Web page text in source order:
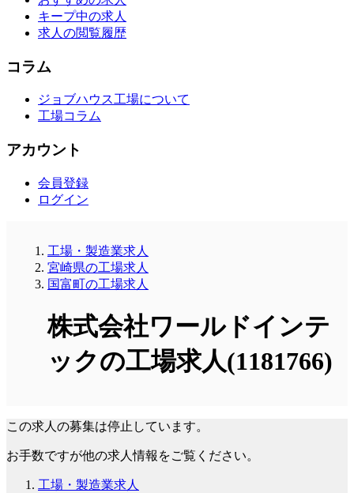
キープ中の求人
求人の閲覧履歴
コラム
ジョブハウス工場について
工場コラム
アカウント
会員登録
ログイン
工場・製造業求人
宮崎県の工場求人
国富町の工場求人
株式会社ワールドインテ
ックの工場求人(1181766)
この求人の募集は停止しています。
お手数ですが他の求人情報をご覧ください。
工場・製造業求人